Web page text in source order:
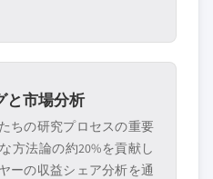
と市場分析
ちの研究プロセスの重要
方法論の約20%を貢献し
ーの収益シェア分析を通